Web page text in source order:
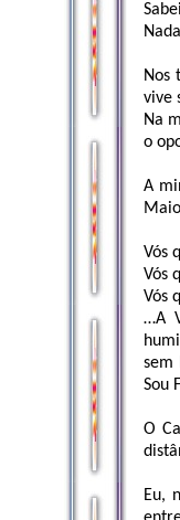
Nos
vive
Na
o
A
Vós
Vós
Vós
…A
sem
Sou
O
Eu,